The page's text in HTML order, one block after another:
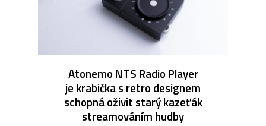
Atonemo NTS Radio Player
je krabička s retro designem
schopná oživit starý kazeťák
streamováním hudby